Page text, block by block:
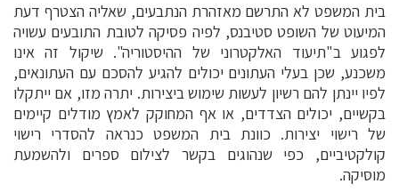
בית המשפט לא התרשם מאזהרת הנתבעים, שאליה הצטרף דעת
המיעוט של השופט סטיבנס, לפיה פסיקה לטובת התובעים עשויה
לפגוע ב"תיעוד האלקטרוני של ההיסטוריה". שיקול זה אינו
משכנע, שכן בעלי העתונים יכולים להגיע להסכם עם העתונאים,
לפיו יינתן להם רשיון לעשות שימוש ביצירות. יתרה מזו, אם ייתקלו
בקשיים, יכולים הצדדים, או אף המחוקק לאמץ מודלים קיימים
של רישוי יצירות. כוונת בית המשפט כנראה להסדרי רישוי
קולקטיביים, כפי שנהוגים בקשר לצילום ספרים ולהשמעת
מוסיקה.